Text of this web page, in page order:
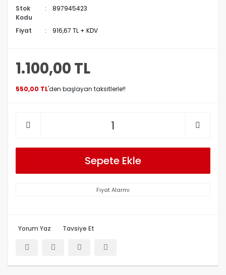
Stok
Kodu
897945423
Fiyat 916,67 TL + KDV
1.100,00 TL
550,00 TL'den başlayan taksitlerle!!
Sepete Ekle
Fiyat Alarmı
Yorum Yaz Tavsiye Et